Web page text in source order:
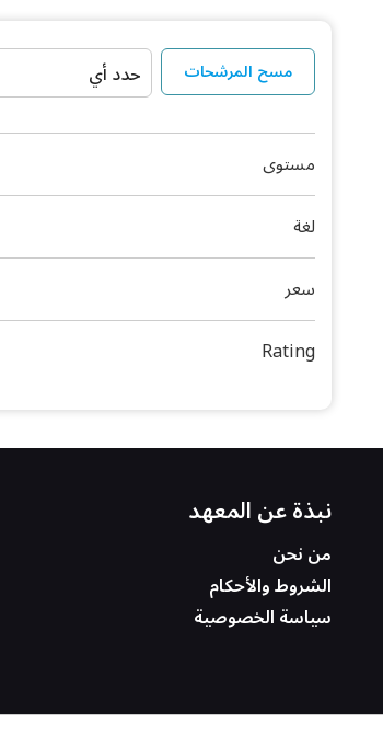
مسح المرشحات
مستوى
لغة
سعر
Rating
نبذة عن المعهد
من نحن
الشروط والأحكام
سياسة الخصوصية